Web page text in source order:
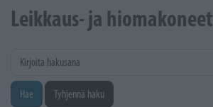
Leikkaus- ja hiomakoneet
Kirjoita hakusana
Hae Tyhjennä haku